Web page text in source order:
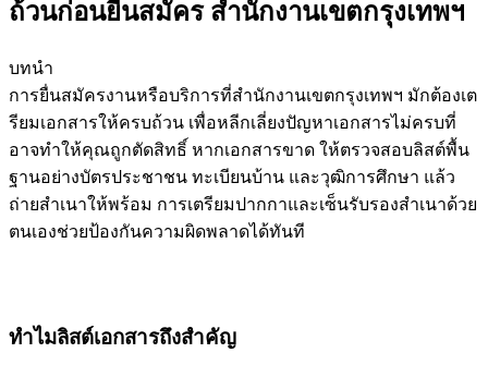
ถ้วนก่อนยื่นสมัคร สำนักงานเขตกรุงเทพฯ
บทนำ
การยื่นสมัครงานหรือบริการที่สำนักงานเขตกรุงเทพฯ มักต้องเต
รียมเอกสารให้ครบถ้วน เพื่อหลีกเลี่ยงปัญหาเอกสารไม่ครบที่
อาจทำให้คุณถูกตัดสิทธิ์ หากเอกสารขาด ให้ตรวจสอบลิสต์พื้น
ฐานอย่างบัตรประชาชน ทะเบียนบ้าน และวุฒิการศึกษา แล้ว
ถ่ายสำเนาให้พร้อม การเตรียมปากกาและเซ็นรับรองสำเนาด้วย
ตนเองช่วยป้องกันความผิดพลาดได้ทันที
ทำไมลิสต์เอกสารถึงสำคัญ